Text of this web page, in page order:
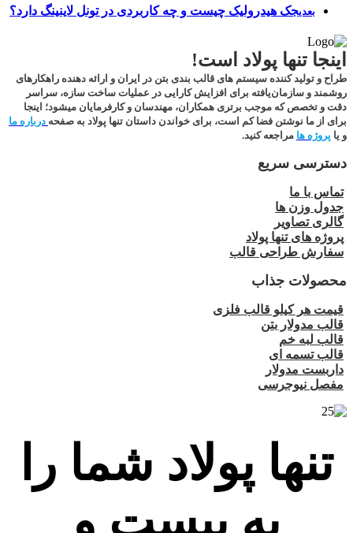
بعدیجک هیدرولیک چیست و چه کاربردی در تونل لاینینگ دارد؟
اینجا تنها پولاد است!
طراح و تولید کننده سیستم های قالب بندی بتن در ایران و ارائه دهنده راهکارهای
روشمند و سازمان‌یافته برای افزایش کارایی در عملیات ساخت سازه، سراسر
دقت و تخصص که موجب برتری همکاران، مهندسان و کارفرمایان میشود؛ اینجا
برای از ما نوشتن فضا کم است، برای خواندن داستان تنها پولاد به صفحه درباره ما
و یا پروژه ها مراجعه کنید.
دسترسی سریع
تماس با ما
جدول وزن ها
گالری تصاویر
پروژه های تنها پولاد
سفارش طراحی قالب
محصولات جذاب
قیمت هر کیلو قالب فلزی
قالب مدولار بتن
قالب لبه خم
قالب تسمه ای
داربست مدولار
مفصل نیوجرسی
تنها پولاد شما را
به بیست و